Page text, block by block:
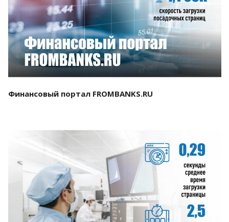
Смотреть проект
Финансовый портал FROMBANKS.RU
Смотреть проект